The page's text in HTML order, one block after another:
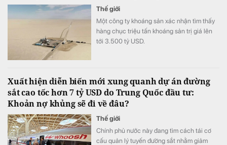
Thế giới
Một công ty khoáng sản xác nhận tìm thấy
hàng chục triệu tấn khoáng sản trị giá lên
tới 3.500 tỷ USD.
Xuất hiện diễn biến mới xung quanh dự án đường
sắt cao tốc hơn 7 tỷ USD do Trung Quốc đầu tư:
Khoản nợ khủng sẽ đi về đâu?
Thế giới
Chính phủ nước này đang tìm cách tái cơ
cấu quản lý tuyến đường sắt nhằm giảm